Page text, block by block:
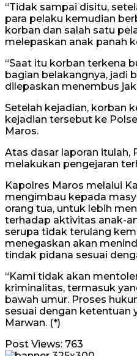
“Tidak sampai disitu,
para pelaku kemudian
korban dan salah satu
melepaskan anak panah
“Saat itu korban terkena
bagian belakangnya, jadi
dilepaskan menembus
Setelah kejadian, korban
kejadian tersebut ke
Maros.
Atas dasar laporan itulah,
melakukan pengejaran
Kapolres Maros melalui
mengimbau kepada
orang tua, untuk lebih
terhadap aktivitas anak-
serupa tidak terulang
menegaskan akan
tindak pidana sesuai
“Kami tidak akan
kriminalitas, termasuk
bawah umur. Proses
sesuai dengan ketentuan
Marwan. (*)
Post Views: 763